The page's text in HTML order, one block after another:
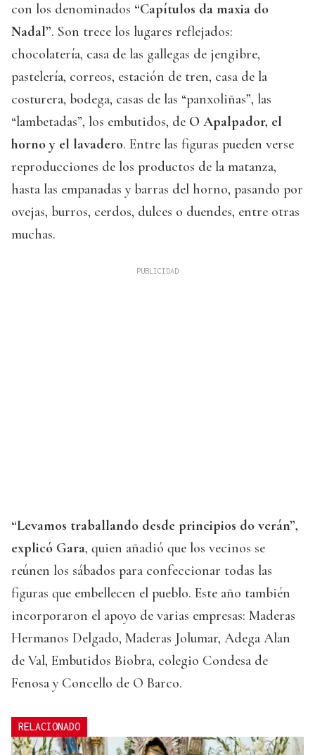
con los denominados “Capítulos da maxia do
Nadal”. Son trece los lugares reflejados:
chocolatería, casa de las gallegas de jengibre,
pastelería, correos, estación de tren, casa de la
costurera, bodega, casas de las “panxoliñas”, las
“lambetadas”, los embutidos, de O Apalpador, el
horno y el lavadero. Entre las figuras pueden verse
reproducciones de los productos de la matanza,
hasta las empanadas y barras del horno, pasando por
ovejas, burros, cerdos, dulces o duendes, entre otras
muchas.
“Levamos traballando desde principios do verán”,
explicó Gara, quien añadió que los vecinos se
reúnen los sábados para confeccionar todas las
figuras que embellecen el pueblo. Este año también
incorporaron el apoyo de varias empresas: Maderas
Hermanos Delgado, Maderas Jolumar, Adega Alan
de Val, Embutidos Biobra, colegio Condesa de
Fenosa y Concello de O Barco.
RELACIONADO